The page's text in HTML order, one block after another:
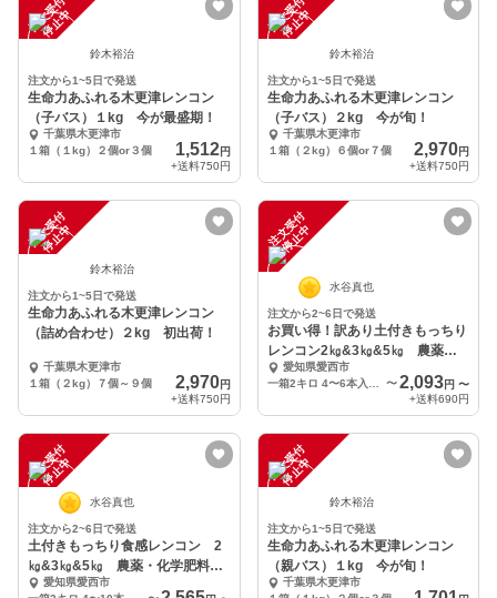
注
文
受
付
停
止
中
鈴木裕治
注文から1~5日で発送
生命力あふれる木更津レンコン
（子バス）１kg 今が最盛期！
千葉県木更津市
１箱（１kg）２個or３個
1,512円
+送料750円
注
文
受
付
停
止
中
鈴木裕治
注文から1~5日で発送
生命力あふれる木更津レンコン
（子バス）２kg 今が旬！
千葉県木更津市
１箱（２kg）６個or７個
2,970円
+送料750円
注
文
受
付
停
止
中
鈴木裕治
注文から1~5日で発送
生命力あふれる木更津レンコン
（詰め合わせ）２kg 初出荷！
千葉県木更津市
１箱（２kg）７個～９個
2,970円
+送料750円
注
文
受
付
停
止
中
水谷真也
注文から2~6日で発送
お買い得！訳あり土付きもっちり
レンコン2㎏&3㎏&5㎏ 農薬・
化学肥料不使用栽
愛知県愛西市
〜2,093円 〜
+送料690円
注
文
受
付
停
止
中
水谷真也
注文から2~6日で発送
土付きもっちり食感レンコン 2
㎏&3㎏&5㎏ 農薬・化学肥料不
使用栽培
愛知県愛西市
注
文
受
付
停
止
中
鈴木裕治
注文から1~5日で発送
生命力あふれる木更津レンコン
（親バス）１kg 今が旬！
千葉県木更津市